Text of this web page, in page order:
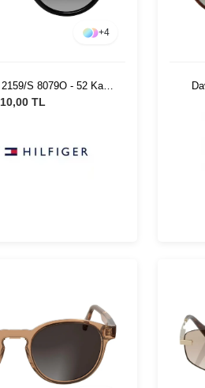
+4
S 8079O - 52 Kadın
Gözlüğü
TL